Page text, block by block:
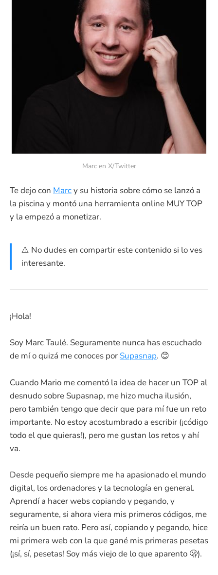
Marc en X/Twitter
Te dejo con Marcy su historia sobre cómo se lanzó a
la piscina y montó una herramienta online MUY TOP
y la empezó a monetizar.
⚠️ No dudes en compartir este contenido si lo ves
interesante.
¡Hola!
Soy Marc Taulé. Seguramente nunca has escuchado
de mí o quizá me conoces por Supasnap. 😊
Cuando Mario me comentó la idea de hacer un TOP al
desnudo sobre Supasnap, me hizo mucha ilusión,
pero también tengo que decir que para mí fue un reto
importante. No estoy acostumbrado a escribir (¡código
todo el que quieras!), pero me gustan los retos y ahí
va.
Desde pequeño siempre me ha apasionado el mundo
digital, los ordenadores y la tecnología en general.
Aprendí a hacer webs copiando y pegando, y
seguramente, si ahora viera mis primeros códigos, me
reiría un buen rato. Pero así, copiando y pegando, hice
mi primera web con la que gané mis primeras pesetas
(¡sí, sí, pesetas! Soy más viejo de lo que aparento 🫢).